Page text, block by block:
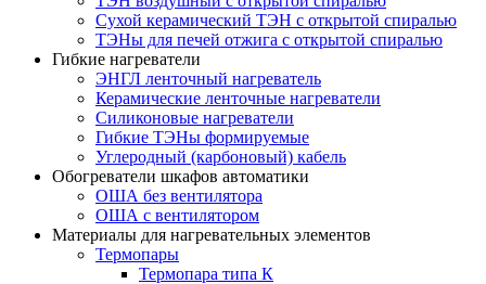
Сухой керамический ТЭН с открытой спиралью
ТЭНы для печей отжига с открытой спиралью
Гибкие нагреватели
ЭНГЛ ленточный нагреватель
Керамические ленточные нагреватели
Силиконовые нагреватели
Гибкие ТЭНы формируемые
Углеродный (карбоновый) кабель
Обогреватели шкафов автоматики
ОША без вентилятора
ОША с вентилятором
Материалы для нагревательных элементов
Термопары
Термопара типа К